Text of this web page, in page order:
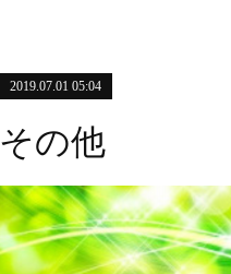
2019.07.01 05:04
その他